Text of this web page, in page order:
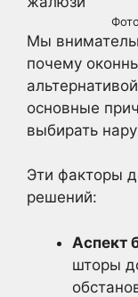
Мы
почему
основные
выбирать
Эти факторы
решений:
Аспект
шторы